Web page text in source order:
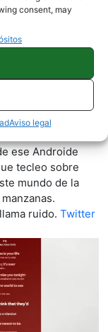
consent, may
Aviso legal
desde 2020.
ese Androide
tecleo sobre
mundo de la
ruido. Twitter